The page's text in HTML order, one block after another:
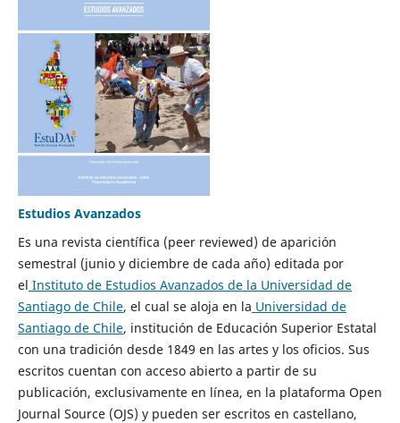
Estudios Avanzados
Es una revista científica (peer reviewed) de aparición
semestral (junio y diciembre de cada año) editada por
el Instituto de Estudios Avanzados de la Universidad de
Santiago de Chile, el cual se aloja en la Universidad de
Santiago de Chile, institución de Educación Superior Estatal
con una tradición desde 1849 en las artes y los oficios. Sus
escritos cuentan con acceso abierto a partir de su
publicación, exclusivamente en línea, en la plataforma Open
Journal Source (OJS) y pueden ser escritos en castellano,